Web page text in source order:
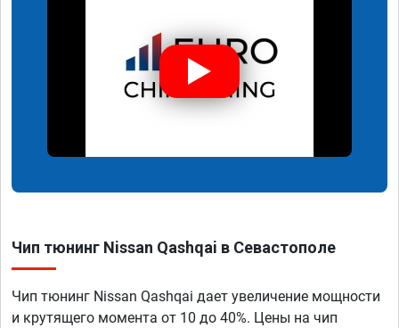
Чип тюнинг Nissan Qashqai в Севастополе
Чип тюнинг Nissan Qashqai дает увеличение мощности
и крутящего момента от 10 до 40%. Цены на чип